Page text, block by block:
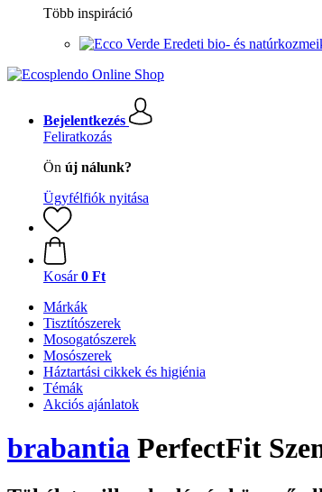
Több inspiráció
Eredeti bio- és
Bejelentkezés
Feliratkozás
Ön új nálunk?
Ügyfélfiók nyitása
Kosár 0 Ft
Márkák
Tisztítószerek
Mosogatószerek
Mosószerek
Háztartási cikkek és higiénia
Témák
Akciós ajánlatok
brabantia PerfectFit